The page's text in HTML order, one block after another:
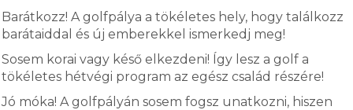
Barátkozz! A golfpálya a tökéletes hely, hogy találkozz
barátaiddal és új emberekkel ismerkedj meg!
Sosem korai vagy késő elkezdeni! Így lesz a golf a
tökéletes hétvégi program az egész család részére!
Jó móka! A golfpályán sosem fogsz unatkozni, hiszen